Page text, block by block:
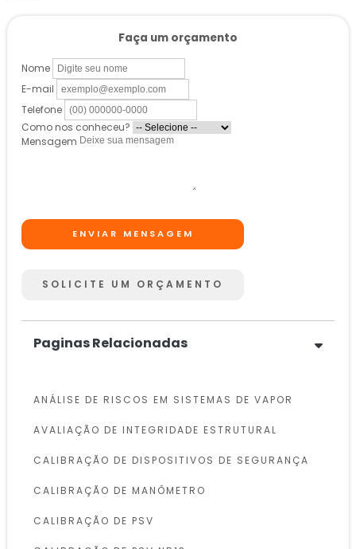
Faça um orçamento
Nome
E-mail
Telefone
Como nos conheceu?
Mensagem
ENVIAR MENSAGEM
SOLICITE UM ORÇAMENTO
Paginas Relacionadas
ANÁLISE DE RISCOS EM SISTEMAS DE VAPOR
AVALIAÇÃO DE INTEGRIDADE ESTRUTURAL
CALIBRAÇÃO DE DISPOSITIVOS DE SEGURANÇA
CALIBRAÇÃO DE MANÔMETRO
CALIBRAÇÃO DE PSV